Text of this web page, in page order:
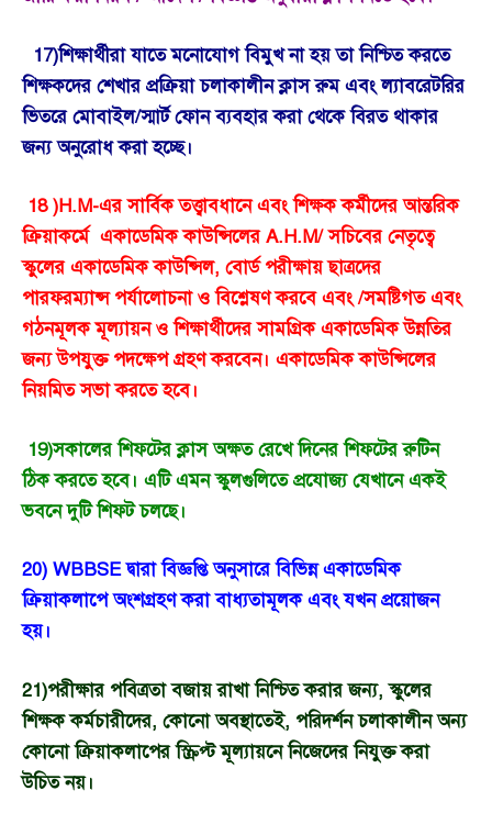
17)শিক্ষার্থীরা যাতে মনোযোগ বিমুখ না হয় তা নিশ্চিত করতে
শিক্ষকদের শেখার প্রক্রিয়া চলাকালীন ক্লাস রুম এবং ল্যাবরেটরির
ভিতরে মোবাইল/স্মার্ট ফোন ব্যবহার করা থেকে বিরত থাকার
জন্য অনুরোধ করা হচ্ছে।
18 )H.M-এর সার্বিক তত্ত্বাবধানে এবং শিক্ষক কর্মীদের আন্তরিক
ক্রিয়াকর্মে একাডেমিক কাউন্সিলের A.H.M/ সচিবের নেতৃত্বে
স্কুলের একাডেমিক কাউন্সিল, বোর্ড পরীক্ষায় ছাত্রদের
পারফরম্যান্স পর্যালোচনা ও বিশ্লেষণ করবে এবং /সমষ্টিগত এবং
গঠনমূলক মূল্যায়ন ও শিক্ষার্থীদের সামগ্রিক একাডেমিক উন্নতির
জন্য উপযুক্ত পদক্ষেপ গ্রহণ করবেন। একাডেমিক কাউন্সিলের
নিয়মিত সভা করতে হবে।
19)সকালের শিফটের ক্লাস অক্ষত রেখে দিনের শিফটের রুটিন
ঠিক করতে হবে। এটি এমন স্কুলগুলিতে প্রযোজ্য যেখানে একই
ভবনে দুটি শিফট চলছে।
20) WBBSE দ্বারা বিজ্ঞপ্তি অনুসারে বিভিন্ন একাডেমিক
ক্রিয়াকলাপে অংশগ্রহণ করা বাধ্যতামূলক এবং যখন প্রয়োজন
হয়।
21)পরীক্ষার পবিত্রতা বজায় রাখা নিশ্চিত করার জন্য, স্কুলের
শিক্ষক কর্মচারীদের, কোনো অবস্থাতেই, পরিদর্শন চলাকালীন অন্য
কোনো ক্রিয়াকলাপের স্ক্রিপ্ট মূল্যায়নে নিজেদের নিযুক্ত করা
উচিত নয়।